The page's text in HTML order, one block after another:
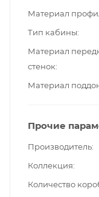
Материал
Тип кабины
Материал
стенок
Материал
Прочие
Производитель
Коллекция
Количество